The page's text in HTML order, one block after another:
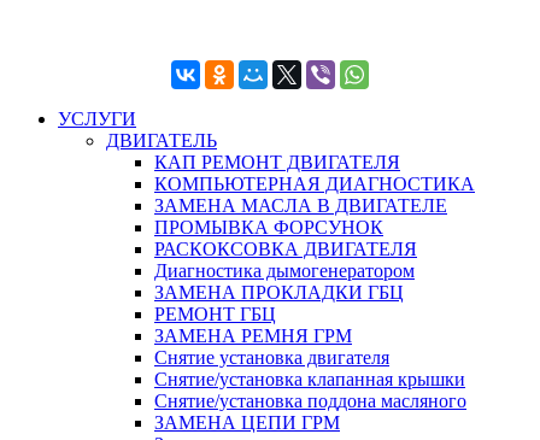
УСЛУГИ
ДВИГАТЕЛЬ
КАП РЕМОНТ ДВИГАТЕЛЯ
КОМПЬЮТЕРНАЯ ДИАГНОСТИКА
ЗАМЕНА МАСЛА В ДВИГАТЕЛЕ
ПРОМЫВКА ФОРСУНОК
РАСКОКСОВКА ДВИГАТЕЛЯ
Диагностика дымогенератором
ЗАМЕНА ПРОКЛАДКИ ГБЦ
РЕМОНТ ГБЦ
ЗАМЕНА РЕМНЯ ГРМ
Снятие установка двигателя
Cнятие/установка клапанная крышки
Cнятие/установка поддона масляного
ЗАМЕНА ЦЕПИ ГРМ